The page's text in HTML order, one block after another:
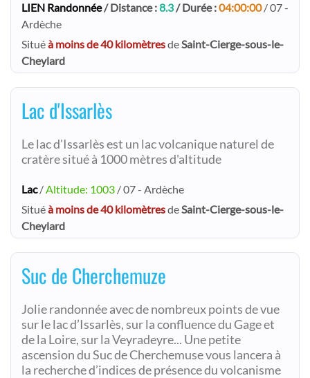
LIEN Randonnée/ Distance :8.3/ Durée :04:00:00/ 07 -
Ardèche
Situéà moins de 40 kilomètresdeSaint-Cierge-sous-le-
Cheylard
Lac d'Issarlès
Le lac d'Issarlès est un lac volcanique naturel de
cratère situé à 1000 mètres d'altitude
Lac/Altitude: 1003 / 07 - Ardèche
Situéà moins de 40 kilomètresdeSaint-Cierge-sous-le-
Cheylard
Suc de Cherchemuze
Jolie randonnée avec de nombreux points de vue
sur le lac d’Issarlès, sur la confluence du Gage et
de la Loire, sur la Veyradeyre... Une petite
ascension du Suc de Cherchemuse vous lancera à
la recherche d’indices de présence du volcanisme